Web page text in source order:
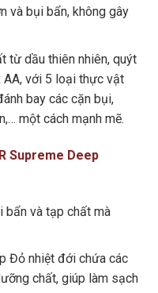
và bụi bẩn, không gây
từ dầu thiên nhiên, quýt
với 5 loại thực vật
bay các cặn bụi,
một cách mạnh mẽ.
Supreme Deep
bẩn và tạp chất mà
Đỏ nhiệt đới chứa các
chất, giúp làm sạch